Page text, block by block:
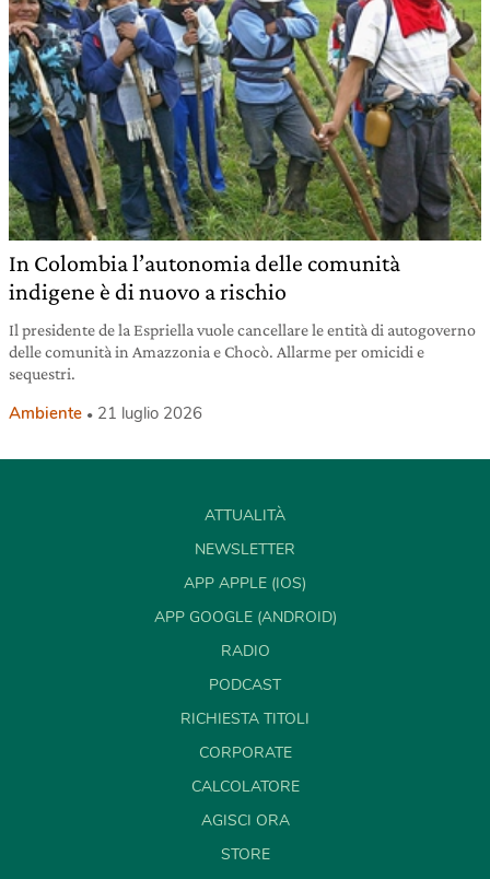
In Colombia l’autonomia delle comunità
indigene è di nuovo a rischio
Il presidente de la Espriella vuole cancellare le entità di autogoverno
delle comunità in Amazzonia e Chocò. Allarme per omicidi e
sequestri.
Ambiente 21 luglio 2026
ATTUALITÀ
NEWSLETTER
APP APPLE (IOS)
APP GOOGLE (ANDROID)
RADIO
PODCAST
RICHIESTA TITOLI
CORPORATE
CALCOLATORE
AGISCI ORA
STORE